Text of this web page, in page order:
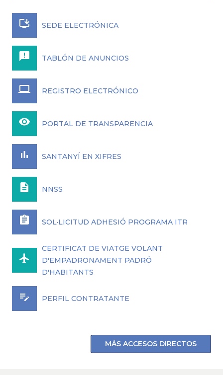
install_desktop SEDE ELECTRÓNICA
announcement TABLÓN DE ANUNCIOS
laptop REGISTRO ELECTRÓNICO
remove_red_eye PORTAL DE TRANSPARENCIA
bar_chart SANTANYÍ EN XIFRES
description NNSS
assignment SOL·LICITUD ADHESIÓ PROGRAMA ITR
airplanemode_active
CERTIFICAT DE VIATGE VOLANT
D'EMPADRONAMENT PADRÓ
D'HABITANTS
edit_note PERFIL CONTRATANTE
MÁS ACCESOS DIRECTOS